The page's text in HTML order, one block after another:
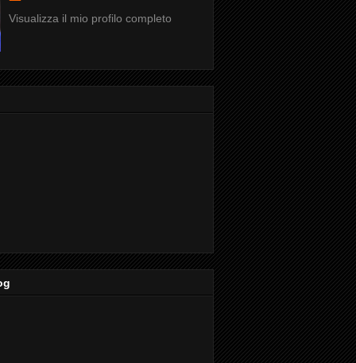
Visualizza il mio profilo completo